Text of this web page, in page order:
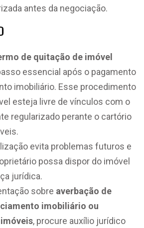
antes da negociação.
de quitação de imóvel
essencial após o pagamento
imobiliário. Esse procedimento
esteja livre de vínculos com o
regularizado perante o cartório
evita problemas futuros e
possa dispor do imóvel
jurídica.
sobre averbação de
imobiliário ou
, procure auxílio jurídico